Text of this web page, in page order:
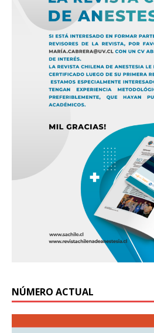
NÚMERO ACTUAL